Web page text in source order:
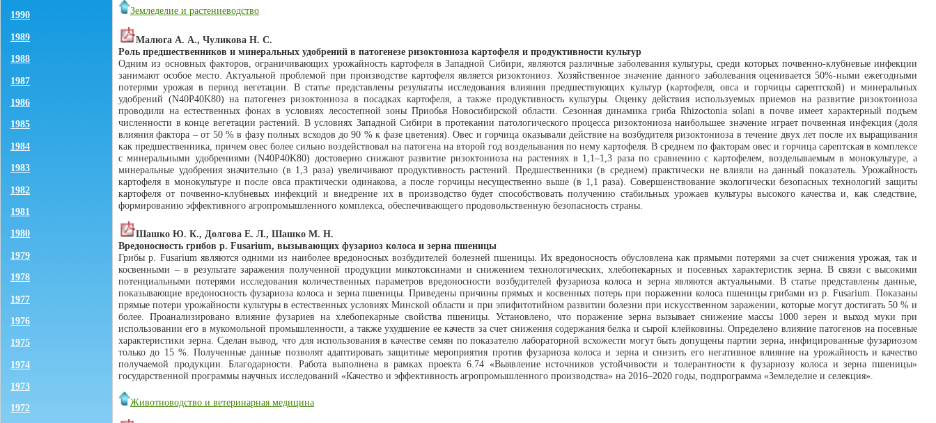
1990
1989
1988
1987
1986
1985
1984
1983
1982
1981
1980
1979
1978
1977
1976
1975
1974
1973
1972
Земледелие и растениеводство
Малюга А. А., Чуликова Н. С.
Роль предшественников и минеральных удобрений в патогенезе ризоктониоза картофеля и продуктивности культур
Одним из основных факторов, ограничивающих урожайность картофеля в Западной Сибири, являются различные заболевания культуры, среди которых почвенно-клубневые инфекции
занимают особое место. Актуальной проблемой при производстве картофеля является ризоктониоз. Хозяйственное значение данного заболевания оценивается 50%-ными ежегодными
потерями урожая в период вегетации. В статье представлены результаты исследования влияния предшествующих культур (картофеля, овса и горчицы сарептской) и минеральных
удобрений (N40P40K80) на патогенез ризоктониоза в посадках картофеля, а также продуктивность культуры. Оценку действия используемых приемов на развитие ризоктониоза
проводили на естественных фонах в условиях лесостепной зоны Приобья Новосибирской области. Сезонная динамика гриба Rhizoctonia solani в почве имеет характерный подъем
численности в конце вегетации растений. В условиях Западной Сибири в протекании патологического процесса ризоктониоза наибольшее значение играет почвенная инфекция (доля
влияния фактора – от 50 % в фазу полных всходов до 90 % к фазе цветения). Овес и горчица оказывали действие на возбудителя ризоктониоза в течение двух лет после их выращивания
как предшественника, причем овес более сильно воздействовал на патогена на второй год возделывания по нему картофеля. В среднем по факторам овес и горчица сарептская в комплексе
с минеральными удобрениями (N40P40K80) достоверно снижают развитие ризоктониоза на растениях в 1,1–1,3 раза по сравнению с картофелем, возделываемым в монокультуре, а
минеральные удобрения значительно (в 1,3 раза) увеличивают продуктивность растений. Предшественники (в среднем) практически не влияли на данный показатель. Урожайность
картофеля в монокультуре и после овса практически одинакова, а после горчицы несущественно выше (в 1,1 раза). Совершенствование экологически безопасных технологий защиты
картофеля от почвенно-клубневых инфекций и внедрение их в производство будет способствовать получению стабильных урожаев культуры высокого качества и, как следствие,
формированию эффективного агропромышленного комплекса, обеспечивающего продовольственную безопасность страны.
Шашко Ю. К., Долгова Е. Л., Шашко М. Н.
Вредоносность грибов р. Fusarium, вызывающих фузариоз колоса и зерна пшеницы
Грибы р. Fusarium являются одними из наиболее вредоносных возбудителей болезней пшеницы. Их вредоносность обусловлена как прямыми потерями за счет снижения урожая, так и
косвенными – в результате заражения полученной продукции микотоксинами и снижением технологических, хлебопекарных и посевных характеристик зерна. В связи с высокими
потенциальными потерями исследования количественных параметров вредоносности возбудителей фузариоза колоса и зерна являются актуальными. В статье представлены данные,
показывающие вредоносность фузариоза колоса и зерна пшеницы. Приведены причины прямых и косвенных потерь при поражении колоса пшеницы грибами из р. Fusarium. Показаны
прямые потери урожайности культуры в естественных условиях Минской области и при эпифитотийном развитии болезни при искусственном заражении, которые могут достигать 50 % и
более. Проанализировано влияние фузариев на хлебопекарные свойства пшеницы. Установлено, что поражение зерна вызывает снижение массы 1000 зерен и выход муки при
использовании его в мукомольной промышленности, а также ухудшение ее качеств за счет снижения содержания белка и сырой клейковины. Определено влияние патогенов на посевные
характеристики зерна. Сделан вывод, что для использования в качестве семян по показателю лабораторной всхожести могут быть допущены партии зерна, инфицированные фузариозом
только до 15 %. Полученные данные позволят адаптировать защитные мероприятия против фузариоза колоса и зерна и снизить его негативное влияние на урожайность и качество
получаемой продукции. Благодарности. Работа выполнена в рамках проекта 6.74 «Выявление источников устойчивости и толерантности к фузариозу колоса и зерна пшеницы»
государственной программы научных исследований «Качество и эффективность агропромышленного производства» на 2016–2020 годы, подпрограмма «Земледелие и селекция».
Животноводство и ветеринарная медицина